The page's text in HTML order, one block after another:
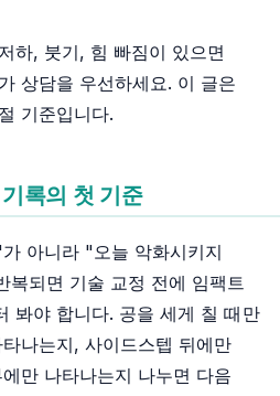
하, 붓기, 힘 빠짐이 있으면
상담을 우선하세요. 이 글은
기준입니다.
록의 첫 기준
아니라 "오늘 악화시키지
복되면 기술 교정 전에 임팩트
봐야 합니다. 공을 세게 칠 때만
나는지, 사이드스텝 뒤에만
만 나타나는지 나누면 다음